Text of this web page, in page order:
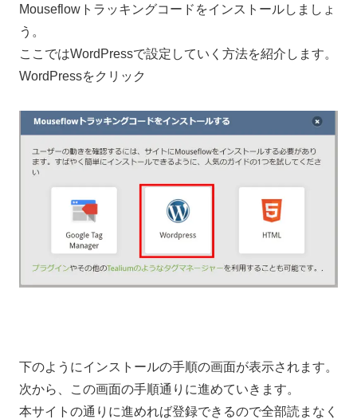
Mouseflowトラッキングコードをインストールしましょ
う。
ここではWordPressで設定していく方法を紹介します。
WordPressをクリック
下のようにインストールの手順の画面が表示されます。
次から、この画面の手順通りに進めていきます。
本サイトの通りに進めれば登録できるので全部読まなく